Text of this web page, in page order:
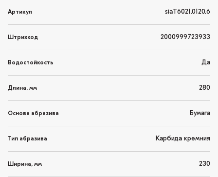
Артикул siaТ6021.0120.6
Штрихкод 2000999723933
Водостойкость Да
Длина, мм 280
Основа абразива Бумага
Тип абразива Карбида кремния
Ширина, мм 230